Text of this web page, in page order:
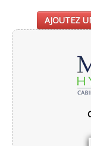
ESPACEAJOUTEZ